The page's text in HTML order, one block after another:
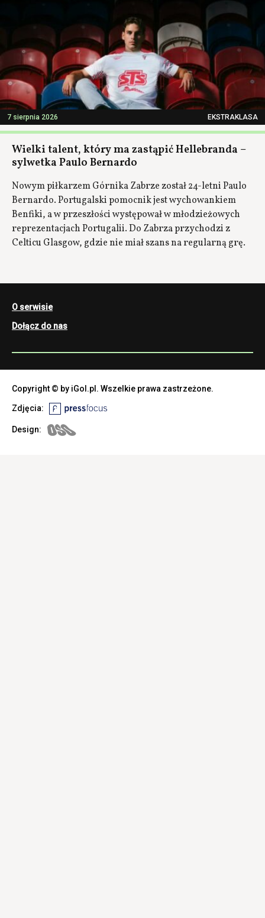
7 sierpnia 2026 EKSTRAKLASA
Wielki talent, który ma zastąpić Hellebranda –
sylwetka Paulo Bernardo
Nowym piłkarzem Górnika Zabrze został 24-letni Paulo
Bernardo. Portugalski pomocnik jest wychowankiem
Benfiki, a w przeszłości występował w młodzieżowych
reprezentacjach Portugalii. Do Zabrza przychodzi z
Celticu Glasgow, gdzie nie miał szans na regularną grę.
O serwisie
Dołącz do nas
Copyright © by iGol.pl. Wszelkie prawa zastrzeżone.
Zdjęcia:
Design: